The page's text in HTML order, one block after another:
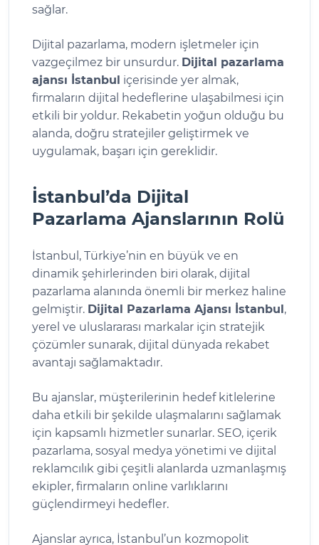
sağlar.
Dijital pazarlama, modern işletmeler için
vazgeçilmez bir unsurdur. Dijital pazarlama
ajansı İstanbul içerisinde yer almak,
firmaların dijital hedeflerine ulaşabilmesi için
etkili bir yoldur. Rekabetin yoğun olduğu bu
alanda, doğru stratejiler geliştirmek ve
uygulamak, başarı için gereklidir.
İstanbul’da Dijital
Pazarlama Ajanslarının Rolü
İstanbul, Türkiye’nin en büyük ve en
dinamik şehirlerinden biri olarak, dijital
pazarlama alanında önemli bir merkez haline
gelmiştir. Dijital Pazarlama Ajansı İstanbul,
yerel ve uluslararası markalar için stratejik
çözümler sunarak, dijital dünyada rekabet
avantajı sağlamaktadır.
Bu ajanslar, müşterilerinin hedef kitlelerine
daha etkili bir şekilde ulaşmalarını sağlamak
için kapsamlı hizmetler sunarlar. SEO, içerik
pazarlama, sosyal medya yönetimi ve dijital
reklamcılık gibi çeşitli alanlarda uzmanlaşmış
ekipler, firmaların online varlıklarını
güçlendirmeyi hedefler.
Ajanslar ayrıca, İstanbul’un kozmopolit